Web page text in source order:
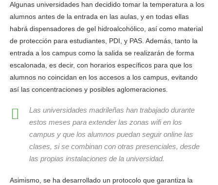
Algunas universidades han decidido tomar la temperatura a los
alumnos antes de la entrada en las aulas, y en todas ellas
habrá dispensadores de gel hidroalcohólico, así como material
de protección para estudiantes, PDI, y PAS. Además, tanto la
entrada a los campus como la salida se realizarán de forma
escalonada, es decir, con horarios específicos para que los
alumnos no coincidan en los accesos a los campus, evitando
así las concentraciones y posibles aglomeraciones.
Las universidades madrileñas han trabajado durante
estos meses para extender las zonas wifi en los
campus y que los alumnos puedan seguir online las
clases, si se combinan con otras presenciales, desde
las propias instalaciones de la universidad.
Asimismo, se ha desarrollado un protocolo que garantiza la